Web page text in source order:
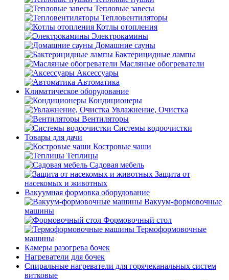
Тепловые завесы
Тепловентиляторы
Котлы отопления
Электрокамины
Домашние сауны
Бактерицидные лампы
Масляные обогреватели
Аксессуары
Автоматика
Климатическое оборудование
Кондиционеры
Увлажнение, Очистка
Вентиляторы
Системы водоочистки
Товары для дачи
Костровые чаши
Теплицы
Садовая мебель
Защита от
насекомых и животных
Вакуумная формовка оборудование
Вакуум-формовочные
машины
Формовочный стол
Термоформовочные
машины
Камеры разогрева бочек
Нагреватели для бочек
Спиральные нагреватели для горячеканальных систем
витковые